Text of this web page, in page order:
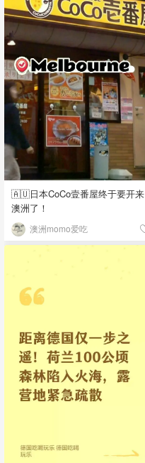
🇦🇺日本CoCo壹番屋终于要开来
澳洲了！
澳洲momo爱吃